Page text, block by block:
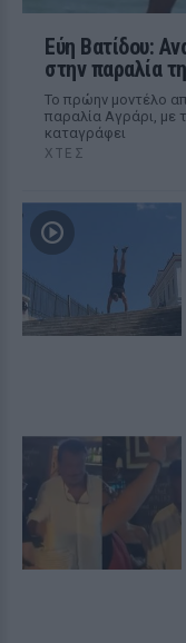
Εύη Βατίδου:
στην παραλία
Το πρώην μοντέλο
παραλία Αγράρι, με
καταγράφει
ΧΤΕΣ